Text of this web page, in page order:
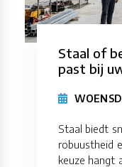
Staal of
past bij
Staal biedt
robuustheid
keuze hangt